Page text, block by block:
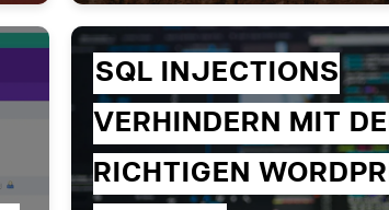
SQL INJECTIONS
VERHINDERN MIT
RICHTIGEN